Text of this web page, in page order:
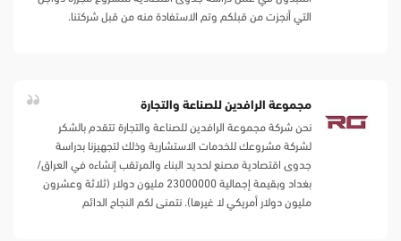
التي أنجزت من قبلكم وتم الاستفادة منه من قبل شركتنا.
مجموعة الرافدين للصناعة والتجارة
نحن شركة مجموعة الرافدين للصناعة والتجارة تتقدم بالشكر
لشركة مشروعك للخدمات الاستشارية وذلك لتجهيزنا بدراسة
جدوى اقتصادية مصنع لحديد البناء والمرتقب إنشاءه في العراق/
بغداد وبقيمة إجمالية 23000000 مليون دولار (ثلاثة وعشرون
مليون دولار أمريكي لا غيرها). نتمنى لكم النجاح الدائم